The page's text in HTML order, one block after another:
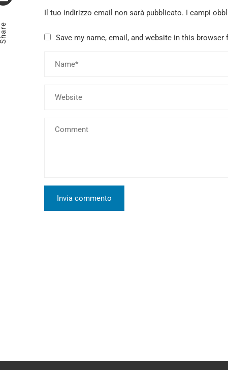
Il tuo indirizzo email non sarà pubblicato. I campi
Save my name, email, and website in this